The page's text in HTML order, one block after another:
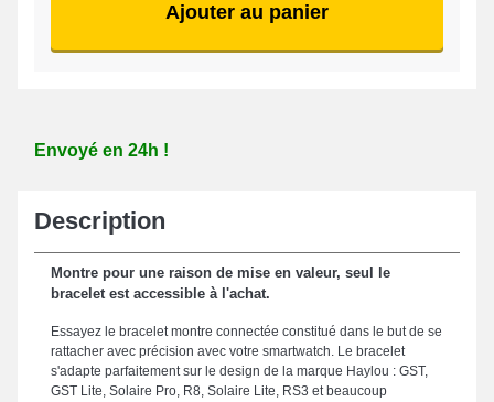
Ajouter au panier
Envoyé en 24h !
Description
Montre pour une raison de mise en valeur, seul le
bracelet est accessible à l'achat.
Essayez le bracelet montre connectée constitué dans le but de se
rattacher avec précision avec votre smartwatch. Le bracelet
s'adapte parfaitement sur le design de la marque Haylou : GST,
GST Lite, Solaire Pro, R8, Solaire Lite, RS3 et beaucoup